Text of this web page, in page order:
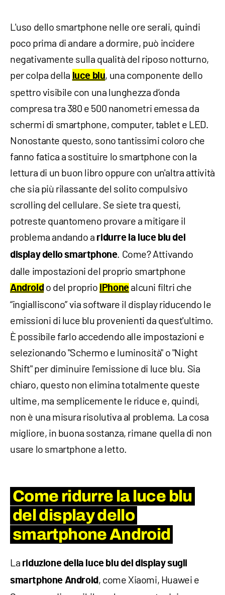
L'uso dello smartphone nelle ore serali, quindi
poco prima di andare a dormire, può incidere
negativamente sulla qualità del riposo notturno,
per colpa della luce blu, una componente dello
spettro visibile con una lunghezza d’onda
compresa tra 380 e 500 nanometri emessa da
schermi di smartphone, computer, tablet e LED.
Nonostante questo, sono tantissimi coloro che
fanno fatica a sostituire lo smartphone con la
lettura di un buon libro oppure con un'altra attività
che sia più rilassante del ­solito compulsivo
scrolling del cellulare. Se siete tra questi,
potreste quantomeno provare a mitigare il
problema andando a ridurre la luce blu del
display dello smartphone. Come? Attivando
dalle impostazioni del proprio smartphone
Androido del proprioiPhonealcuni filtri che
“ingialliscono” via software il display riducendo le
emissioni di luce blu provenienti da quest'ultimo.
È possibile farlo accedendo alle impostazioni e
selezionando "Schermo e luminosità" o "Night
Shift" per diminuire l'emissione di luce blu. Sia
chiaro, questo non elimina totalmente queste
ultime, ma semplicemente le riduce e, quindi,
non è una misura risolutiva al problema. La cosa
migliore, in buona sostanza, rimane quella di non
usare lo smartphone a letto.
Come ridurre la luce blu
del display dello
smartphone Android
La riduzione della luce blu del display sugli
smartphone Android, come Xiaomi, Huawei e